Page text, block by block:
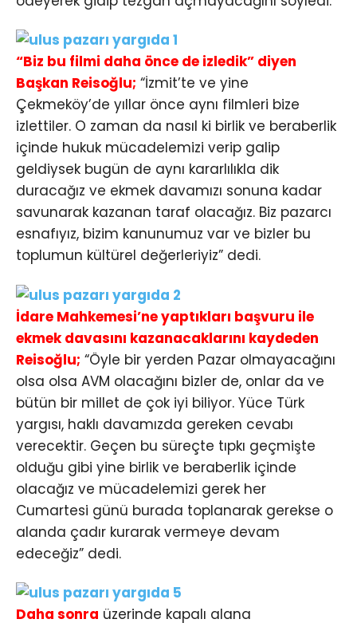
“Biz bu filmi daha önce de izledik” diyen
Başkan Reisoğlu; “İzmit’te ve yine
Çekmeköy’de yıllar önce aynı filmleri bize
izlettiler. O zaman da nasıl ki birlik ve beraberlik
içinde hukuk mücadelemizi verip galip
geldiysek bugün de aynı kararlılıkla dik
duracağız ve ekmek davamızı sonuna kadar
savunarak kazanan taraf olacağız. Biz pazarcı
esnafıyız, bizim kanunumuz var ve bizler bu
toplumun kültürel değerleriyiz” dedi.
İdare Mahkemesi’ne yaptıkları başvuru ile
ekmek davasını kazanacaklarını kaydeden
Reisoğlu; “Öyle bir yerden Pazar olmayacağını
olsa olsa AVM olacağını bizler de, onlar da ve
bütün bir millet de çok iyi biliyor. Yüce Türk
yargısı, haklı davamızda gereken cevabı
verecektir. Geçen bu süreçte tıpkı geçmişte
olduğu gibi yine birlik ve beraberlik içinde
olacağız ve mücadelemizi gerek her
Cumartesi günü burada toplanarak gerekse o
alanda çadır kurarak vermeye devam
edeceğiz” dedi.
Daha sonra üzerinde kapalı alana